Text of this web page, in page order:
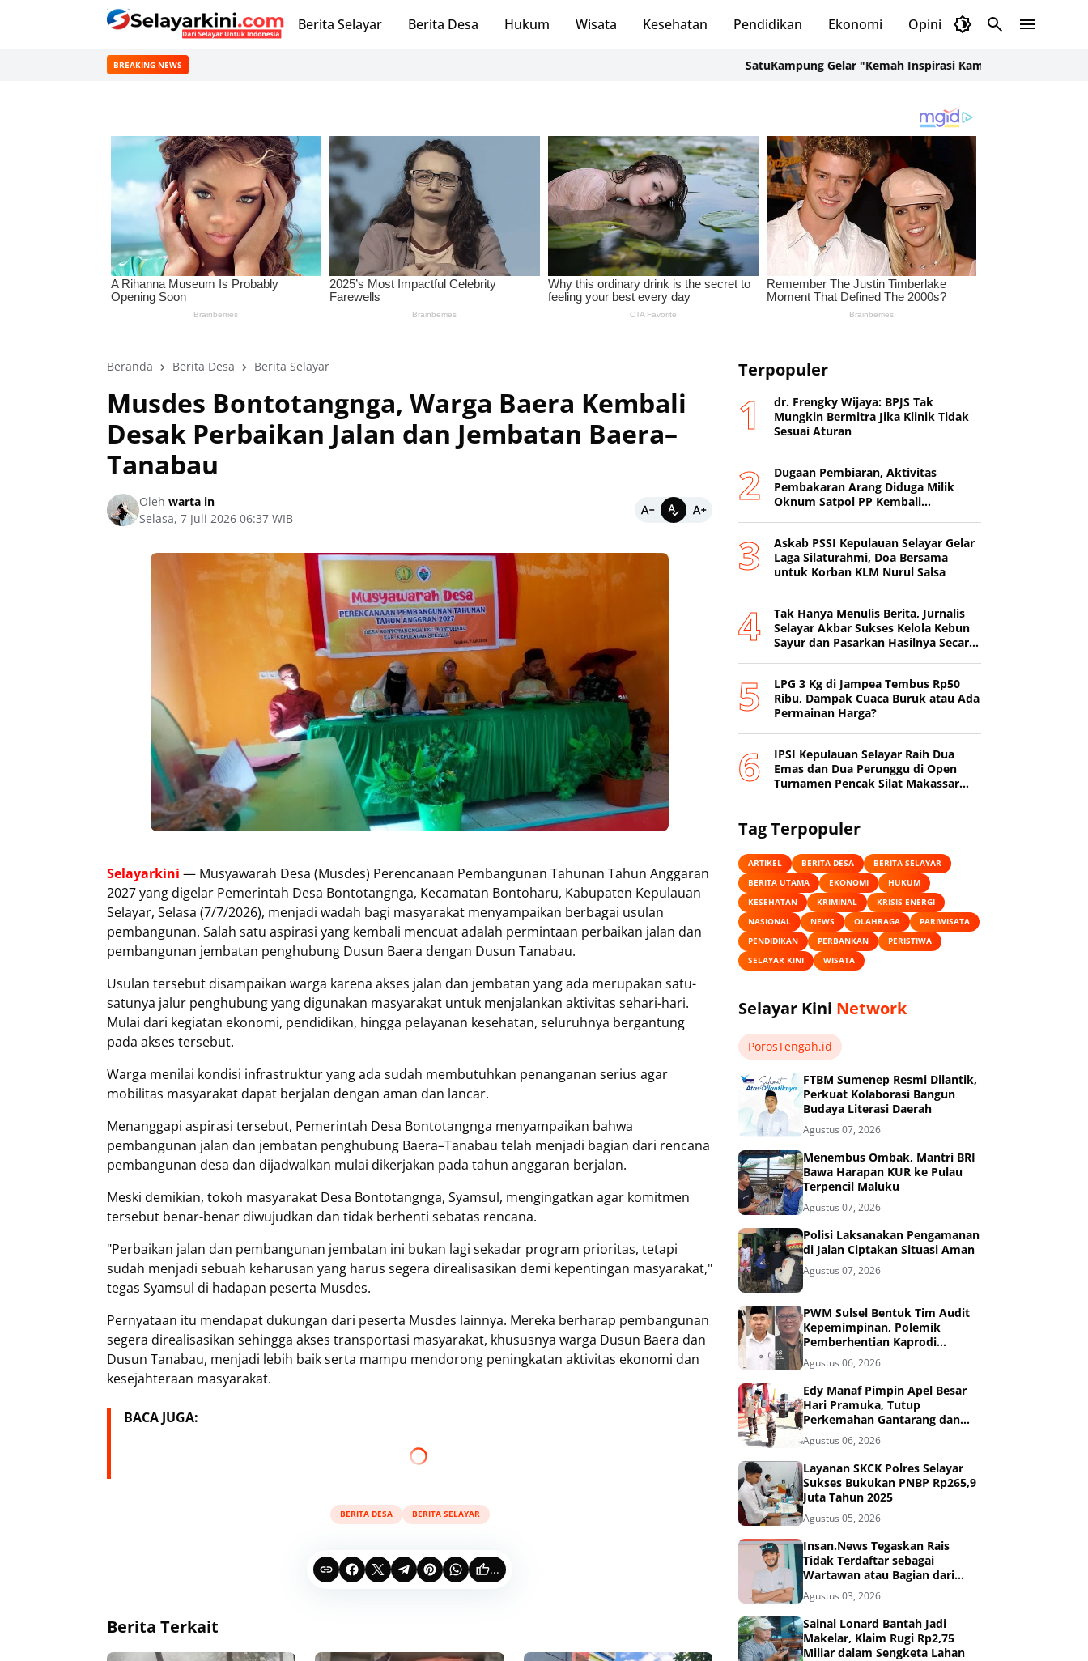
Berita Selayar Berita Desa Hukum Wisata Kesehatan Pendidikan Ekonomi Opini Selayar Kini
BREAKING NEWS SatuKampung Gelar "Kemah Inspirasi Kampung" di Desa
Beranda Berita Desa Berita Selayar
‎Musdes Bontotangnga, Warga Baera Kembali
Desak Perbaikan Jalan dan Jembatan Baera–
Tanabau
Oleh warta in
Selasa, 7 Juli 2026 06:37 WIB
Selayarkini — Musyawarah Desa (Musdes) Perencanaan Pembangunan Tahunan Tahun Anggaran
2027 yang digelar Pemerintah Desa Bontotangnga, Kecamatan Bontoharu, Kabupaten Kepulauan
Selayar, Selasa (7/7/2026), menjadi wadah bagi masyarakat menyampaikan berbagai usulan
pembangunan. Salah satu aspirasi yang kembali mencuat adalah permintaan perbaikan jalan dan
pembangunan jembatan penghubung Dusun Baera dengan Dusun Tanabau.
‎Usulan tersebut disampaikan warga karena akses jalan dan jembatan yang ada merupakan satu-
satunya jalur penghubung yang digunakan masyarakat untuk menjalankan aktivitas sehari-hari.
Mulai dari kegiatan ekonomi, pendidikan, hingga pelayanan kesehatan, seluruhnya bergantung
pada akses tersebut.
‎Warga menilai kondisi infrastruktur yang ada sudah membutuhkan penanganan serius agar
mobilitas masyarakat dapat berjalan dengan aman dan lancar.
‎Menanggapi aspirasi tersebut, Pemerintah Desa Bontotangnga menyampaikan bahwa
pembangunan jalan dan jembatan penghubung Baera–Tanabau telah menjadi bagian dari rencana
pembangunan desa dan dijadwalkan mulai dikerjakan pada tahun anggaran berjalan.
‎Meski demikian, tokoh masyarakat Desa Bontotangnga, Syamsul, mengingatkan agar komitmen
tersebut benar-benar diwujudkan dan tidak berhenti sebatas rencana.
‎"Perbaikan jalan dan pembangunan jembatan ini bukan lagi sekadar program prioritas, tetapi
sudah menjadi sebuah keharusan yang harus segera direalisasikan demi kepentingan masyarakat,"
tegas Syamsul di hadapan peserta Musdes.
‎Pernyataan itu mendapat dukungan dari peserta Musdes lainnya. Mereka berharap pembangunan
segera direalisasikan sehingga akses transportasi masyarakat, khususnya warga Dusun Baera dan
Dusun Tanabau, menjadi lebih baik serta mampu mendorong peningkatan aktivitas ekonomi dan
kesejahteraan masyarakat.
BACA JUGA:
BERITA DESA BERITA SELAYAR
...
Berita Terkait
Terpopuler
dr. Frengky Wijaya: BPJS Tak
Mungkin Bermitra Jika Klinik Tidak
Sesuai Aturan
Dugaan Pembiaran, Aktivitas
Pembakaran Arang Diduga Milik
Oknum Satpol PP Kembali
‎Askab PSSI Kepulauan Selayar Gelar
Laga Silaturahmi, Doa Bersama
untuk Korban KLM Nurul Salsa
‎Tak Hanya Menulis Berita, Jurnalis
Selayar Akbar Sukses Kelola Kebun
Sayur dan Pasarkan Hasilnya Secara
‎LPG 3 Kg di Jampea Tembus Rp50
Ribu, Dampak Cuaca Buruk atau Ada
Permainan Harga? ‎
IPSI Kepulauan Selayar Raih Dua
Emas dan Dua Perunggu di Open
Turnamen Pencak Silat Makassar
Tag Terpopuler
ARTIKEL BERITA DESA
BERITA SELAYAR
BERITA UTAMA
EKONOMI
HUKUM
KESEHATAN
KRIMINAL
KRISIS ENERGI
NASIONAL
NEWS OLAHRAGA
PARIWISATA
PENDIDIKAN
PERBANKAN
PERISTIWA
SELAYAR KINI
WISATA
Selayar Kini Network
PorosTengah.id
FTBM Sumenep Resmi Dilantik,
Perkuat Kolaborasi Bangun
Budaya Literasi Daerah
Agustus 07, 2026
Menembus Ombak, Mantri BRI
Bawa Harapan KUR ke Pulau
Terpencil Maluku
Agustus 07, 2026
Polisi Laksanakan Pengamanan
di Jalan Ciptakan Situasi Aman
Agustus 07, 2026
PWM Sulsel Bentuk Tim Audit
Kepemimpinan, Polemik
Pemberhentian Kaprodi
Unmuh Barru Masuk Tahap
Penyelidikan
Agustus 06, 2026
Edy Manaf Pimpin Apel Besar
Hari Pramuka, Tutup
Perkemahan Gantarang dan
Lepas Kontingen Jamnas XII
2026
Agustus 06, 2026
Layanan SKCK Polres Selayar
Sukses Bukukan PNBP Rp265,9
Juta Tahun 2025
Agustus 05, 2026
Insan.News Tegaskan Rais
Tidak Terdaftar sebagai
Wartawan atau Bagian dari
Redaksi
Agustus 03, 2026
Sainal Lonard Bantah Jadi
Makelar, Klaim Rugi Rp2,75
Miliar dalam Sengketa Lahan